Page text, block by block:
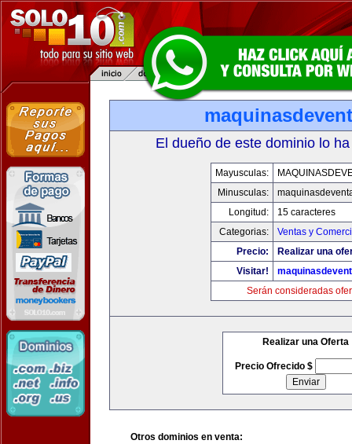
El dueño de este dominio lo
Mayusculas:
Minusculas:
Longitud:
15 caracteres
Categorias:
Ventas y
Precio:
Realizar una
Visitar!
Serán consideradas
Realizar una Oferta
Precio Ofrecido $
Otros dominios en venta: